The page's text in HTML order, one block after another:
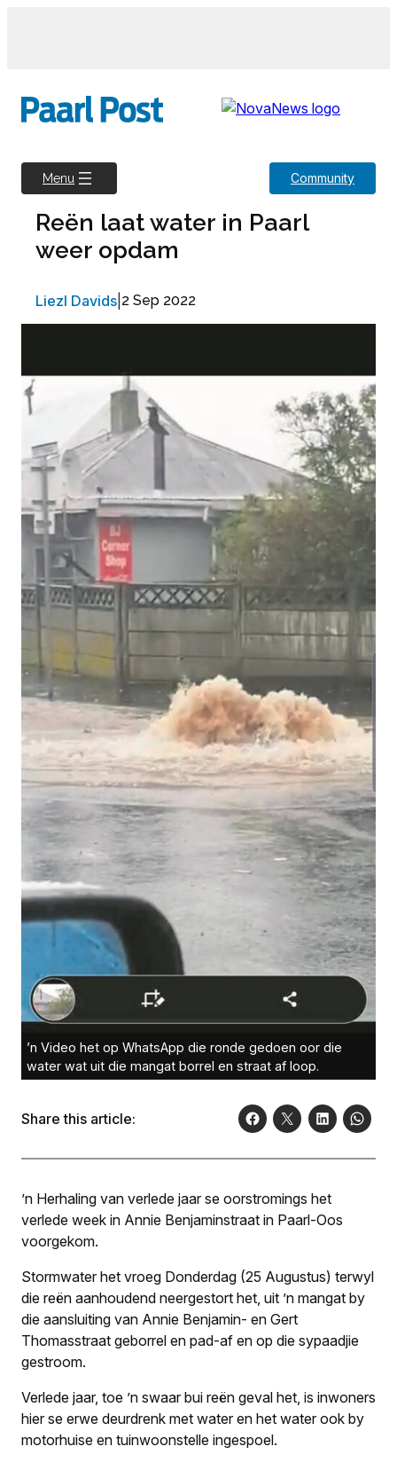
Menu Community
Reën laat water in Paarl
weer opdam
Liezl Davids 2 Sep 2022
’n Video het op WhatsApp die ronde gedoen oor die
water wat uit die mangat borrel en straat af loop.
Share this article:
’n Herhaling van verlede jaar se oorstromings het
verlede week in Annie Benjaminstraat in Paarl-Oos
voorgekom.
Stormwater het vroeg Donderdag (25 Augustus) terwyl
die reën aanhoudend neergestort het, uit ’n mangat by
die aansluiting van Annie Benjamin- en Gert
Thomasstraat geborrel en pad-af en op die sypaadjie
gestroom.
Verlede jaar, toe ’n swaar bui reën geval het, is inwoners
hier se erwe deurdrenk met water en het water ook by
motorhuise en tuinwoonstelle ingespoel.